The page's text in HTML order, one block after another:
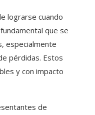
lograrse cuando
que se
especialmente
pérdidas. Estos
y con impacto
de